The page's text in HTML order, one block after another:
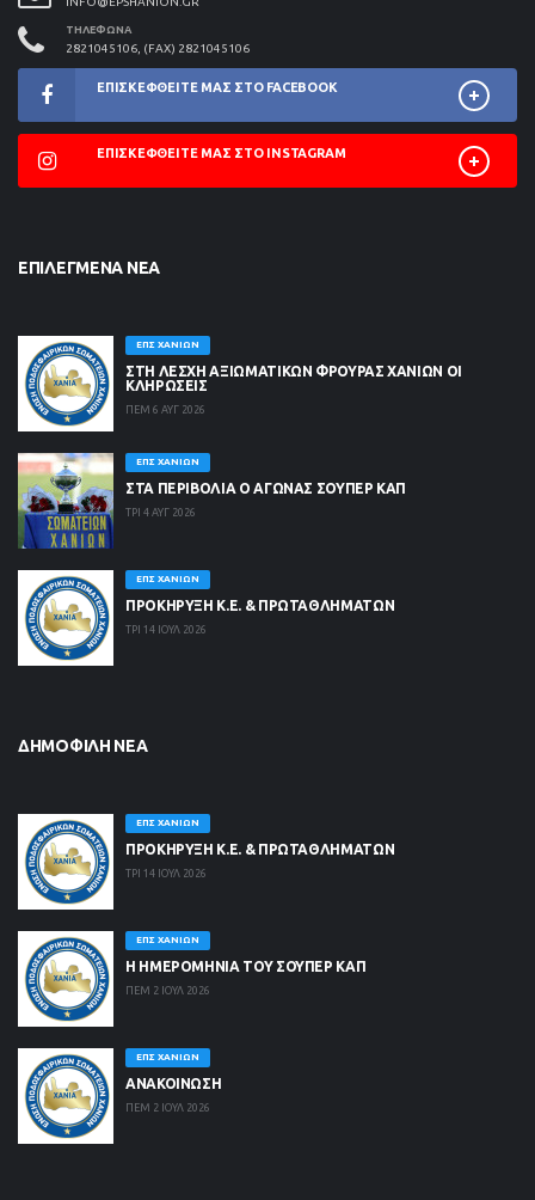
ΤΗΛΈΦΩΝΑ
2821045106, (FAX) 2821045106
ΕΠΙΣΚΕΦΘΕΊΤΕ ΜΑΣ ΣΤΟ FACEBOOK
ΕΠΙΣΚΕΦΘΕΊΤΕ ΜΑΣ ΣΤΟ INSTAGRAM
ΕΠΙΛΕΓΜΈΝΑ ΝΈΑ
ΕΠΣ ΧΑΝΊΩΝ
ΣΤΗ ΛΈΣΧΗ ΑΞΙΩΜΑΤΙΚΏΝ ΦΡΟΥΡΆΣ ΧΑΝΊΩΝ ΟΙ
ΚΛΗΡΏΣΕΙΣ
ΠΕΜ 6 ΑΥΓ 2026
ΕΠΣ ΧΑΝΊΩΝ
ΣΤΑ ΠΕΡΙΒΟΛΙΑ Ο ΑΓΩΝΑΣ ΣΟΥΠΕΡ ΚΑΠ
ΤΡΙ 4 ΑΥΓ 2026
ΕΠΣ ΧΑΝΊΩΝ
ΠΡΟΚΗΡΥΞΗ Κ.Ε. & ΠΡΩΤΑΘΛΗΜΑΤΩΝ
ΤΡΙ 14 ΙΟΥΛ 2026
ΔΗΜΟΦΙΛΉ ΝΈΑ
ΕΠΣ ΧΑΝΊΩΝ
ΠΡΟΚΗΡΥΞΗ Κ.Ε. & ΠΡΩΤΑΘΛΗΜΑΤΩΝ
ΤΡΙ 14 ΙΟΥΛ 2026
ΕΠΣ ΧΑΝΊΩΝ
Η ΗΜΕΡΟΜΗΝΙΑ ΤΟΥ ΣΟΥΠΕΡ ΚΑΠ
ΠΕΜ 2 ΙΟΥΛ 2026
ΕΠΣ ΧΑΝΊΩΝ
ΑΝΑΚΟΙΝΩΣΗ
ΠΕΜ 2 ΙΟΥΛ 2026